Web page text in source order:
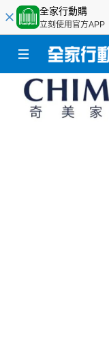
全家行動購
立刻使用官方APP